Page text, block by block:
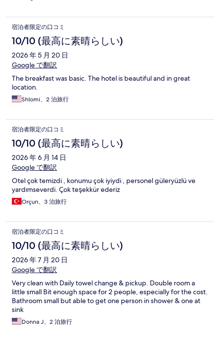
宿泊者限定の口コミ
10/10 (最高に素晴らしい)
2026 年 5 月 20 日
Google で翻訳
The breakfast was basic. The hotel is beautiful and in great
location.
Shlomi、2 泊旅行
宿泊者限定の口コミ
10/10 (最高に素晴らしい)
2026 年 6 月 14 日
Google で翻訳
Otel çok temizdi , konumu çok iyiydi , personel güleryüzlü ve
yardımseverdi. Çok teşekkür ederiz
Orçun、3 泊旅行
宿泊者限定の口コミ
10/10 (最高に素晴らしい)
2026 年 7 月 20 日
Google で翻訳
Very clean with Daily towel change & pickup. Double room a
little small Bit enough space for 2 people, especially for the cost.
Bathroom small but able to get one person in shower & one at
sink
Donna J、2 泊旅行